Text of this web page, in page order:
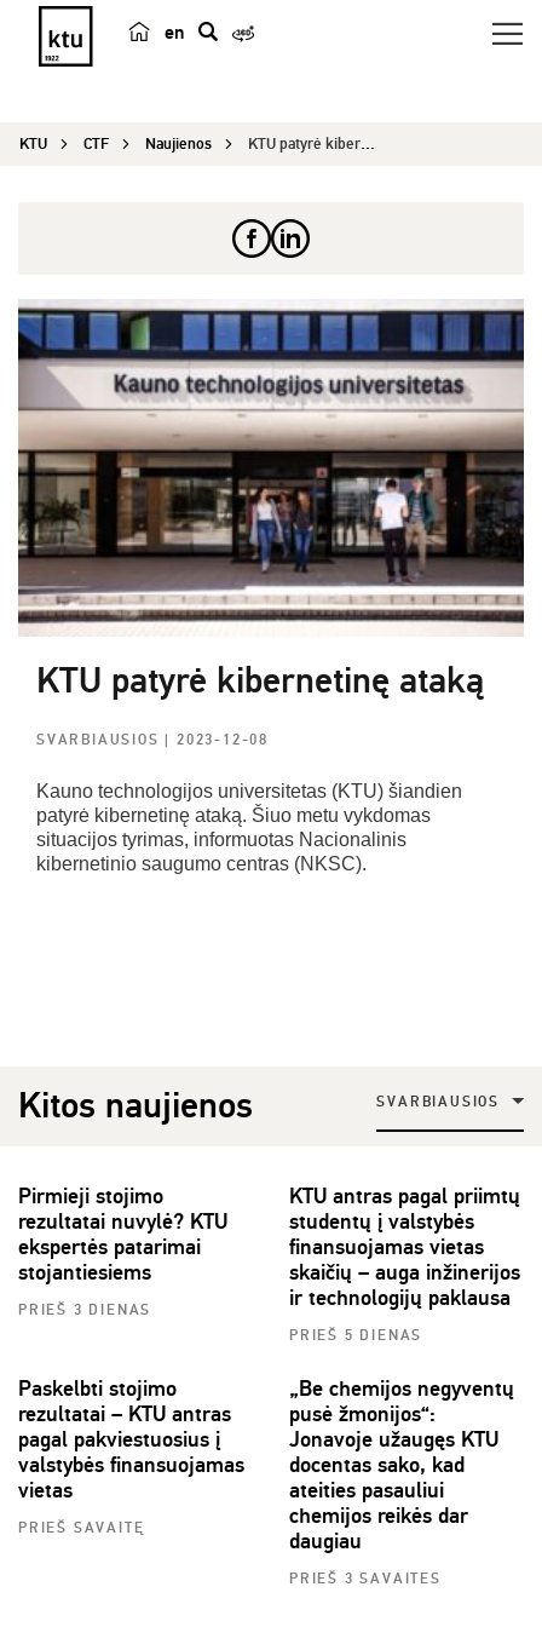
en
e
KTU CTF Naujienos KTU patyrė kibernetinę ataką
KTU patyrė kibernetinę ataką
SVARBIAUSIOS| 2023-12-08
Kauno technologijos universitetas (KTU) šiandien
patyrė kibernetinę ataką. Šiuo metu vykdomas
situacijos tyrimas, informuotas Nacionalinis
kibernetinio saugumo centras (NKSC).
Kitos naujienos SVARBIAUSIOS
Pirmieji stojimo
rezultatai nuvylė? KTU
ekspertės patarimai
stojantiesiems
PRIEŠ 3 DIENAS
KTU antras pagal priimtų
studentų į valstybės
finansuojamas vietas
skaičių – auga inžinerijos
ir technologijų paklausa
PRIEŠ 5 DIENAS
Paskelbti stojimo
rezultatai – KTU antras
pagal pakviestuosius į
valstybės finansuojamas
vietas
PRIEŠ SAVAITĘ
„Be chemijos negyventų
pusė žmonijos“:
Jonavoje užaugęs KTU
docentas sako, kad
ateities pasauliui
chemijos reikės dar
daugiau
PRIEŠ 3 SAVAITES